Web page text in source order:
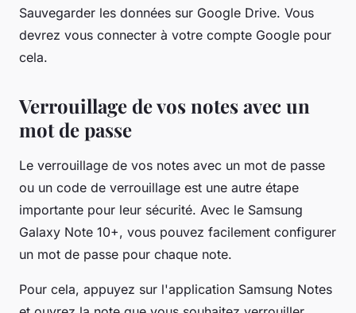
Sauvegarder les données sur Google Drive. Vous
devrez vous connecter à votre compte Google pour
cela.
Verrouillage de vos notes avec un
mot de passe
Le verrouillage de vos notes avec un mot de passe
ou un code de verrouillage est une autre étape
importante pour leur sécurité. Avec le Samsung
Galaxy Note 10+, vous pouvez facilement configurer
un mot de passe pour chaque note.
Pour cela, appuyez sur l'application Samsung Notes